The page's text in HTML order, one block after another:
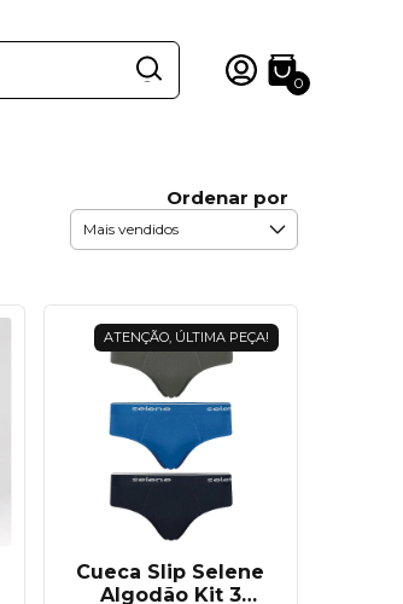
0
Ordenar por
ATENÇÃO, ÚLTIMA PEÇA!
Cueca Slip Selene
Algodão Kit 3